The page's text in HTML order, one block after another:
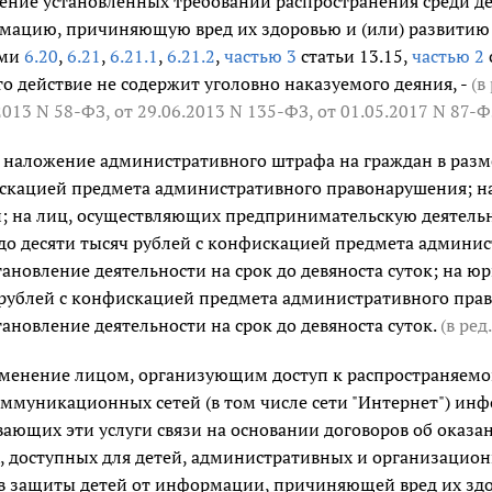
причиняющую вред их здоровью и (или) развитию
6.20, 6.21, 6.21.1, 6.21.2, частью 3 статьи 13.15, частью 2
действие не содержит уголовно наказуемого деяния, - (в
N 58-ФЗ, от 29.06.2013 N 135-ФЗ, от 01.05.2017 N 87-
наложение административного штрафа на граждан в
предмета административного правонарушения;
на лиц, осуществляющих предпринимательскую
десяти тысяч рублей с конфискацией предмета
деятельности на срок до девяноста суток; на
с конфискацией предмета административного
деятельности на срок до девяноста суток. (в
лицом, организующим доступ к
сетей (в том числе сети "Интернет")
эти услуги связи на основании договоров об
доступных для детей, административных и
защиты детей от информации, причиняющей вред их